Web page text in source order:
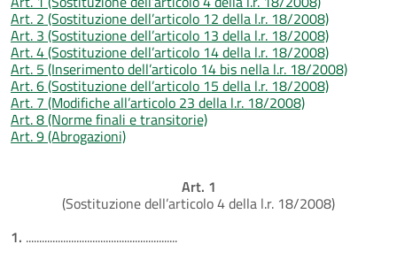
Art. 2 (Sostituzione dell’articolo 12 della l.r. 18/2008)
Art. 3 (Sostituzione dell’articolo 13 della l.r. 18/2008)
Art. 4 (Sostituzione dell’articolo 14 della l.r. 18/2008)
Art. 5 (Inserimento dell’articolo 14 bis nella l.r. 18/2008)
Art. 6 (Sostituzione dell’articolo 15 della l.r. 18/2008)
Art. 7 (Modifiche all’articolo 23 della l.r. 18/2008)
Art. 8 (Norme finali e transitorie)
Art. 9 (Abrogazioni)
Art. 1
(Sostituzione dell’articolo 4 della l.r. 18/2008)
1. .........................................................